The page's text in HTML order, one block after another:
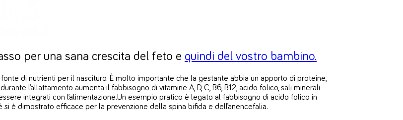
per una sana crescita del feto e quindi del vostro bambino.
di nutrienti per il nascituro. È molto importante che la gestante abbia un apporto di proteine,
l’allattamento aumenta il fabbisogno di vitamine A, D, C, B6, B12, acido folico, sali minerali
integrati con l’alimentazione.Un esempio pratico è legato al fabbisogno di acido folico in
è dimostrato efficace per la prevenzione della spina bifida e dell’anencefalia.